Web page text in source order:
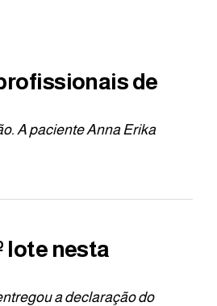
de
A paciente Anna Erika
lote nesta
a declaração do